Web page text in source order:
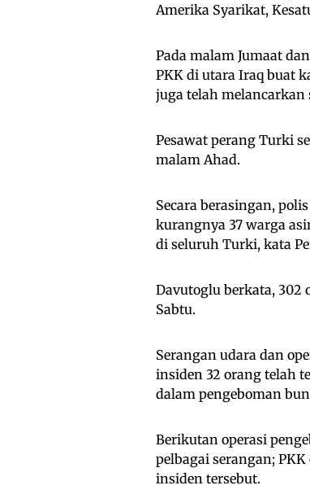
Amerika Syarikat,
Pada malam Jumaat
PKK di utara Iraq buat
juga telah melancarkan
Pesawat perang Turki
malam Ahad.
Secara berasingan,
kurangnya 37 warga
di seluruh Turki, kata
Davutoglu berkata, 302
Sabtu.
Serangan udara dan
insiden 32 orang telah
dalam pengeboman
Berikutan operasi
pelbagai serangan;
insiden tersebut.